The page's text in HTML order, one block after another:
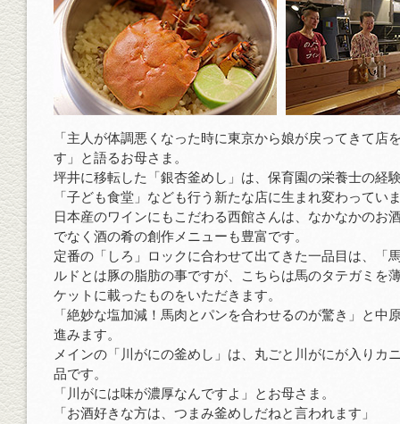
「主人が体調悪くなった時に東京から娘が戻ってきて店
す」と語るお母さま。
坪井に移転した「銀杏釜めし」は、保育園の栄養士の経
「子ども食堂」なども行う新たな店に生まれ変わってい
日本産のワインにもこだわる西館さんは、なかなかのお
でなく酒の肴の創作メニューも豊富です。
定番の「しろ」ロックに合わせて出てきた一品目は、「
ルドとは豚の脂肪の事ですが、こちらは馬のタテガミを
ケットに載ったものをいただきます。
「絶妙な塩加減！馬肉とパンを合わせるのが驚き」と中
進みます。
メインの「川がにの釜めし」は、丸ごと川がにが入りカ
品です。
「川がには味が濃厚なんですよ」とお母さま。
「お酒好きな方は、つまみ釜めしだねと言われます」